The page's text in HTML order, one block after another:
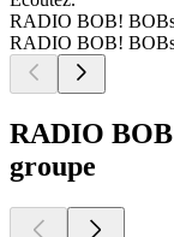
RADIO BOB! BOBs
RADIO BOB! BOBs
RADIO
groupe